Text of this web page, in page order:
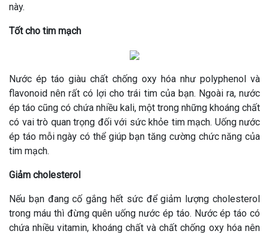
này.
Tốt cho tim mạch
Nước ép táo giàu chất chống oxy hóa như polyphenol và
flavonoid nên rất có lợi cho trái tim của bạn. Ngoài ra, nước
ép táo cũng có chứa nhiều kali, một trong những khoáng chất
có vai trò quan trọng đối với sức khỏe tim mạch. Uống nước
ép táo mỗi ngày có thể giúp bạn tăng cường chức năng của
tim mạch.
Giảm cholesterol
Nếu bạn đang cố gắng hết sức để giảm lượng cholesterol
trong máu thì đừng quên uống nước ép táo. Nước ép táo có
chứa nhiều vitamin, khoáng chất và chất chống oxy hóa nên